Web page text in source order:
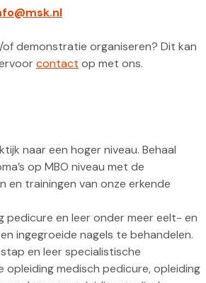
demonstratie organiseren? Dit kan
contact op met ons.
naar een hoger niveau. Behaal
op MBO niveau met de
en trainingen van onze erkende
pedicure en leer onder meer eelt- en
ingegroeide nagels te behandelen.
en leer specialistische
opleiding medisch pedicure, opleiding